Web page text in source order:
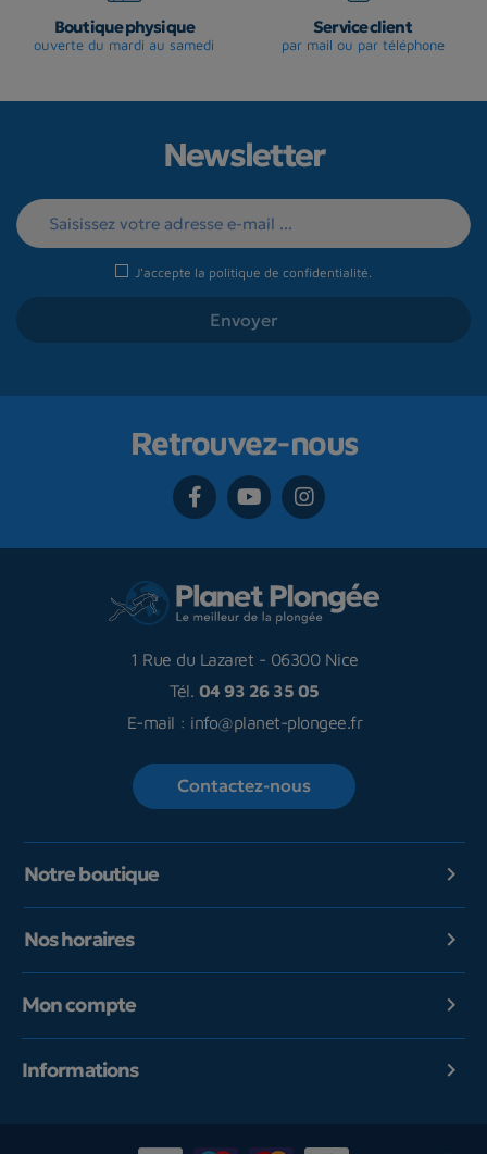
Boutique physique
ouverte du mardi au samedi
Service client
par mail ou par téléphone
Newsletter
J'accepte la politique de confidentialité
Retrouvez-nous
1 Rue du Lazaret - 06300 Nice
Tél. 04 93 26 35 05
E-mail : info@planet-plongee.fr
Contactez-nous
Notre boutique 
Nos horaires 
Mon compte 
Informations 